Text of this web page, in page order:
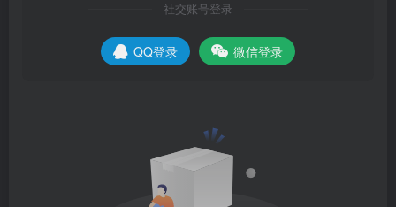
社交账号登录
QQ登录 微信登录